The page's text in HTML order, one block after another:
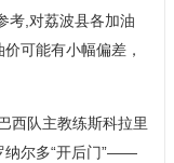
考,对荔波县各加油
可能有小幅偏差，
西队主教练斯科拉里
纳尔多“开后门”——